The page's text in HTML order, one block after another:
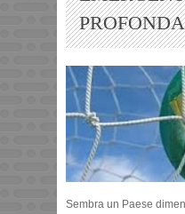
Sembra un Paese